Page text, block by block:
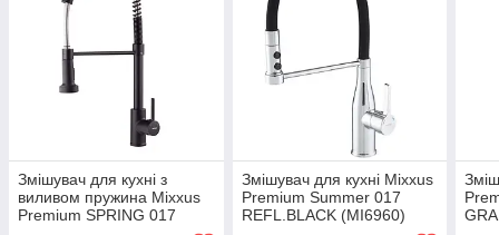
Змішувач для кухні з
виливом пружина Mixxus
Premium SPRING 017
Змішувач для кухні Mixxus
Premium Summer 017
REFL.BLACK (MI6960)